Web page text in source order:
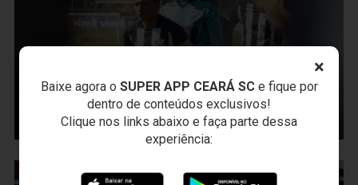
×
Baixe agora o SUPER APP CEARÁ SCe fique por
dentro de conteúdos exclusivos!
Clique nos links abaixo e faça parte dessa
experiência:
semifinal da Copa do Brasil
Duelo acontece amanhã, às 10h, na Granja Comary
29 de Julho de 2026